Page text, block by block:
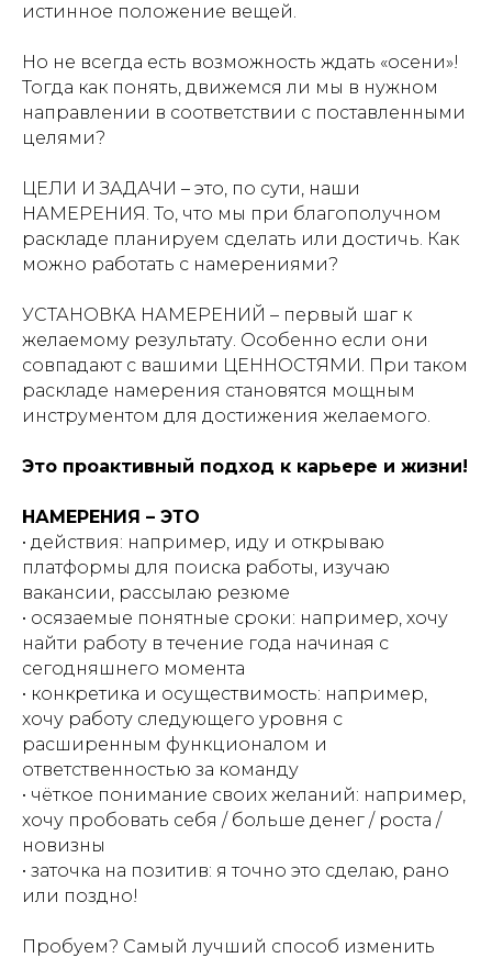
истинное положение вещей.
Но не всегда есть возможность ждать «осени»!
Тогда как понять, движемся ли мы в нужном
направлении в соответствии с поставленными
целями?
ЦЕЛИ И ЗАДАЧИ – это, по сути, наши
НАМЕРЕНИЯ. То, что мы при благополучном
раскладе планируем сделать или достичь. Как
можно работать с намерениями?
УСТАНОВКА НАМЕРЕНИЙ – первый шаг к
желаемому результату. Особенно если они
совпадают с вашими ЦЕННОСТЯМИ. При таком
раскладе намерения становятся мощным
инструментом для достижения желаемого.
Это проактивный подход к карьере и жизни!
НАМЕРЕНИЯ – ЭТО
• действия: например, иду и открываю
платформы для поиска работы, изучаю
вакансии, рассылаю резюме
• осязаемые понятные сроки: например, хочу
найти работу в течение года начиная с
сегодняшнего момента
• конкретика и осуществимость: например,
хочу работу следующего уровня с
расширенным функционалом и
ответственностью за команду
• чёткое понимание своих желаний: например,
хочу пробовать себя / больше денег / роста /
новизны
• заточка на позитив: я точно это сделаю, рано
или поздно!
Пробуем? Самый лучший способ изменить